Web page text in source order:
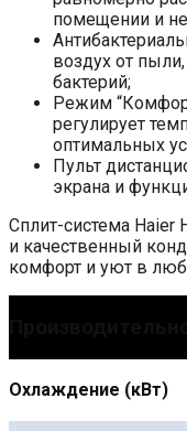
помещении и
воздух от
бактерий;
Режим
регулирует
оптимальных
Пульт
экрана и
Сплит-система
и качественный
комфорт и уют в
Охлаждение (кВт)